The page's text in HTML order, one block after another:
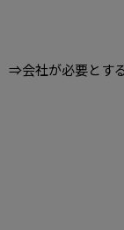
⇒会社が必要とす